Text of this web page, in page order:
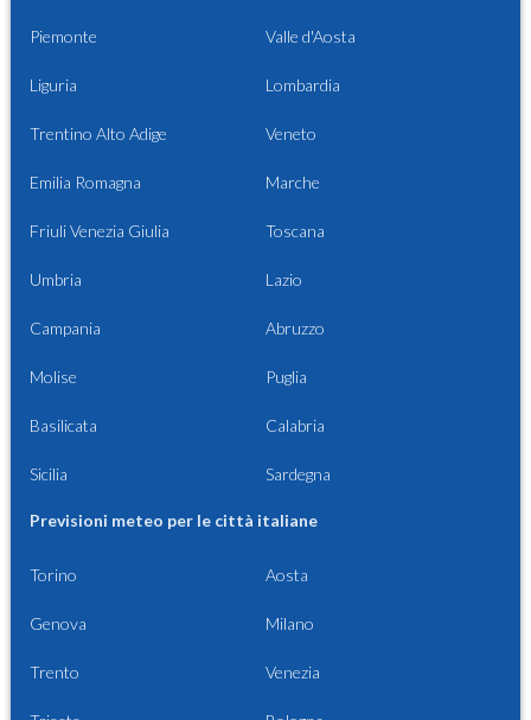
Piemonte Valle d'Aosta
Liguria Lombardia
Trentino Alto Adige Veneto
Emilia Romagna Marche
Friuli Venezia Giulia Toscana
Umbria Lazio
Campania Abruzzo
Molise Puglia
Basilicata Calabria
Sicilia Sardegna
Previsioni meteo per le città italiane
Torino Aosta
Genova Milano
Trento Venezia